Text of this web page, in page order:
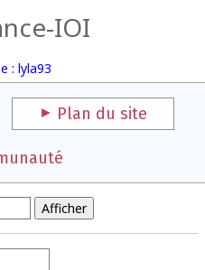
IOI
: lyla93
Plan du site